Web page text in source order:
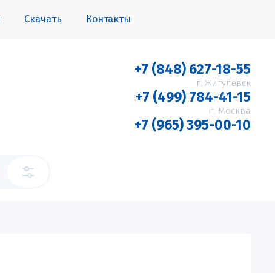
Скачать Контакты
+7 (848) 627-18-55
г. Жигулевск
+7 (499) 784-41-15
г. Москва
+7 (965) 395-00-10